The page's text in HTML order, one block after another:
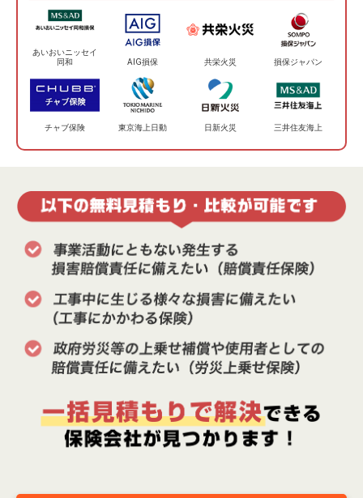
あいおいニッセイ
同和
AIG損保 共栄火災 損保ジャパン
チャブ保険 東京海上日動 日新火災 三井住友海上